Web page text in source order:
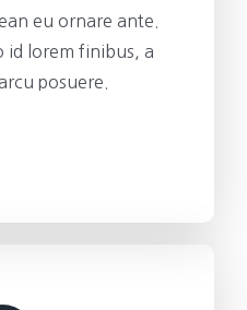
eu ornare ante.
id lorem finibus, a
posuere.